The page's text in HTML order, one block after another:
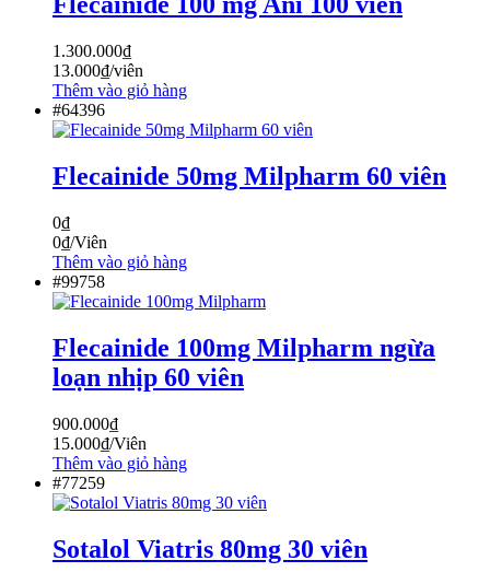
1.300.000₫
13.000₫/viên
Thêm vào giỏ hàng
#64396
Flecainide 50mg Milpharm 60 viên
0₫
0₫/Viên
Thêm vào giỏ hàng
#99758
Flecainide 100mg Milpharm ngừa
loạn nhịp 60 viên
900.000₫
15.000₫/Viên
Thêm vào giỏ hàng
#77259
Sotalol Viatris 80mg 30 viên